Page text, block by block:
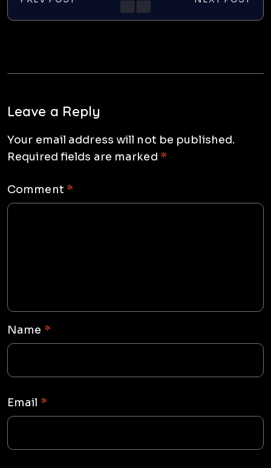
Leave a Reply
Your email address will not be published.
Required fields are marked *
Comment *
Name *
Email *